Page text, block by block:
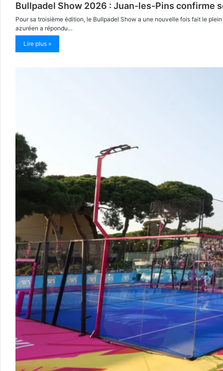
Bullpadel Show 2026 : Juan-les-Pins confirme
Pour sa troisième édition, le Bullpadel Show a une nouvelle fois fait le
azuréen a répondu…
Lire plus »